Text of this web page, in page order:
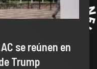
se reúnen en
Trump